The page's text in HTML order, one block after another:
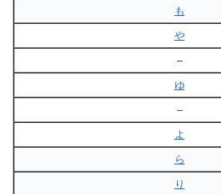
も
や
–
ゆ
–
よ
ら
り